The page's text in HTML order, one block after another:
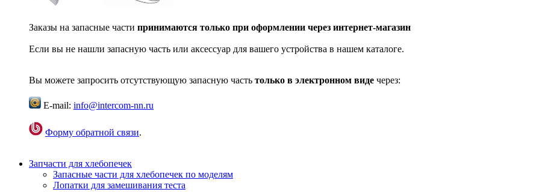
Заказы на запасные части принимаются только при оформлении через интернет-магазин
Если вы не нашли запасную часть или аксессуар для вашего устройства в нашем каталоге.
Вы можете запросить отсутствующую запасную часть только в электронном виде через:
E-mail: info@intercom-nn.ru
Форму обратной связи.
Запчасти для хлебопечек
Запасные части для хлебопечек по моделям
Лопатки для замешивания теста